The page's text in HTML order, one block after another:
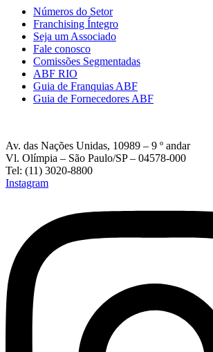
Números do Setor
Franchising Íntegro
Seja um Associado
Fale conosco
Comissões Segmentadas
ABF RIO
Guia de Franquias ABF
Guia de Fornecedores ABF
Av. das Nações Unidas, 10989 – 9 º andar
Vl. Olímpia – São Paulo/SP – 04578-000
Tel: (11) 3020-8800
Instagram